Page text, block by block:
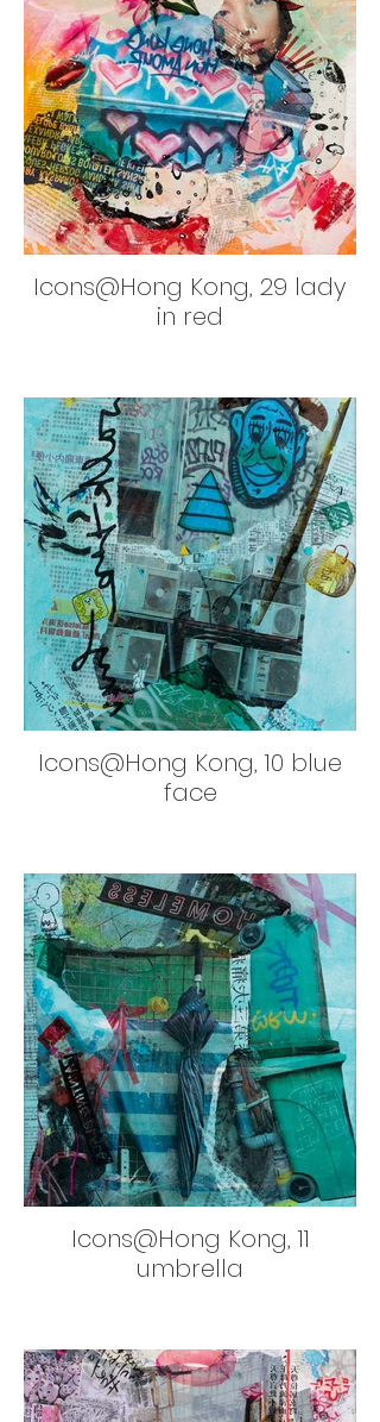
Icons@Hong Kong, 29 lady
in red
Icons@Hong Kong, 10 blue
face
Icons@Hong Kong, 11
umbrella